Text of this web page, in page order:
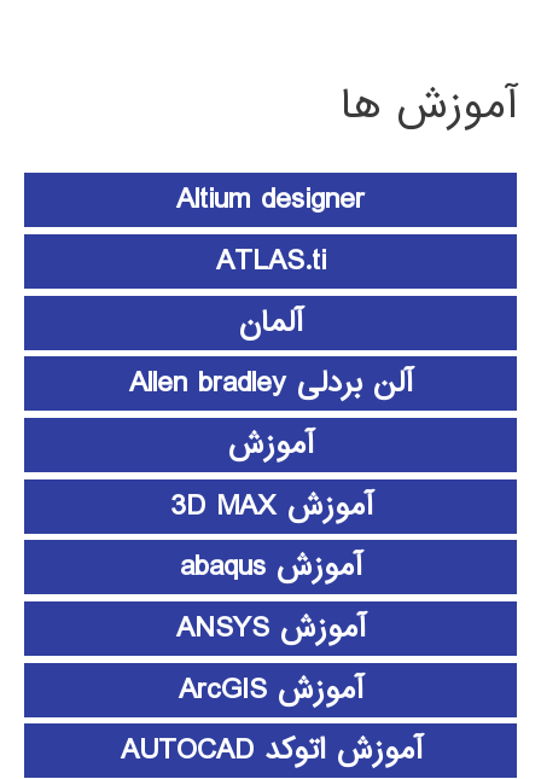
آموزش ها
Altium designer
ATLAS.ti
آلمان
آلن بردلی Allen bradley
آموزش
آموزش 3D MAX
آموزش abaqus
آموزش ANSYS
آموزش ArcGIS
آموزش اتوکد AUTOCAD